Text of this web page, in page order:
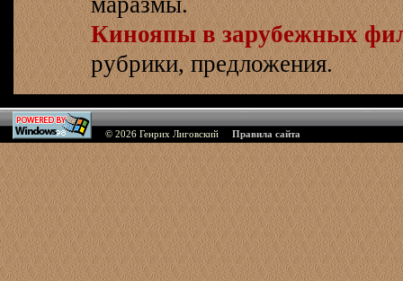
Кинояпы в зарубежных
рубрики, предложения.
© 2026 Генрих Лиговский Правила сайта